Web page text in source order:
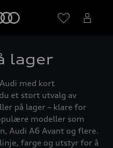
lager
med kort
et stort utvalg av
på lager – klare for
modeller som
Audi A6 Avant og flere.
farge og utstyr for å